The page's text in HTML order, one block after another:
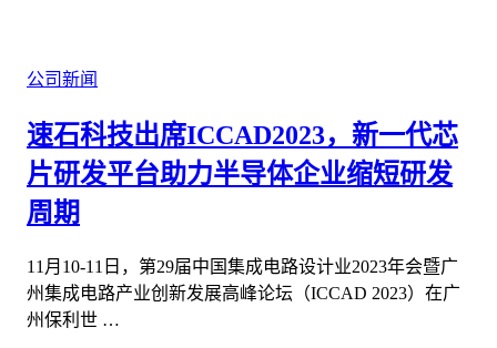
公司新闻
速石科技出席ICCAD2023，新一代芯
片研发平台助力半导体企业缩短研发
周期
11月10-11日，第29届中国集成电路设计业2023年会暨广
州集成电路产业创新发展高峰论坛（ICCAD 2023）在广
州保利世 …